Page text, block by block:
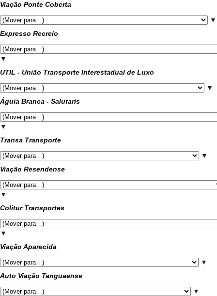
Viação Ponte Coberta
▼
Expresso Recreio
▼
UTIL - União Transporte Interestadual de Luxo
▼
Águia Branca - Salutaris
▼
Transa Transporte
▼
Viação Resendense
▼
Colitur Transportes
▼
Viação Aparecida
▼
Auto Viação Tanguaense
▼